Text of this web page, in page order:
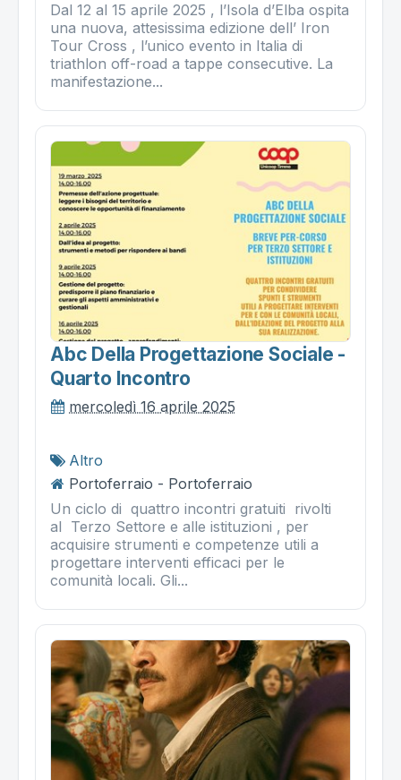
Dal 12 al 15 aprile 2025 , l’Isola d’Elba ospita
una nuova, attesissima edizione dell’ Iron
Tour Cross , l’unico evento in Italia di
triathlon off-road a tappe consecutive. La
manifestazione...
Abc Della Progettazione Sociale -
Quarto Incontro
mercoledì 16 aprile 2025
Altro
Portoferraio - Portoferraio
Un ciclo di quattro incontri gratuiti rivolti
al Terzo Settore e alle istituzioni , per
acquisire strumenti e competenze utili a
progettare interventi efficaci per le
comunità locali. Gli...